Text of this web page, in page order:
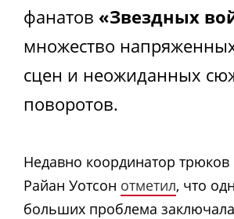
фанатов «Звездных
множество
сцен и неожиданных
поворотов.
Недавно координатор трюков
Райан Уотсон отметил, что
больших проблема